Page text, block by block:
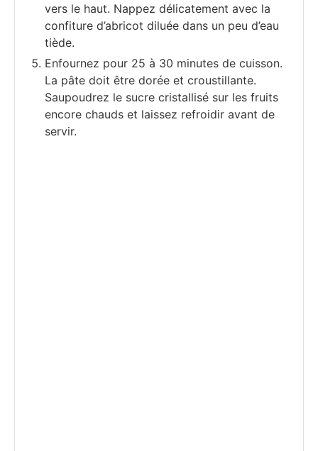
vers le haut. Nappez délicatement avec la
confiture d’abricot diluée dans un peu d’eau
tiède.
Enfournez pour 25 à 30 minutes de cuisson.
La pâte doit être dorée et croustillante.
Saupoudrez le sucre cristallisé sur les fruits
encore chauds et laissez refroidir avant de
servir.